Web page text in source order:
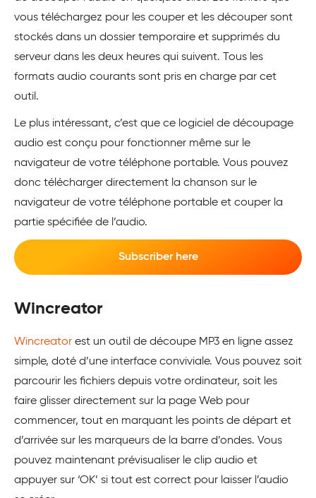
vous téléchargez pour les couper et les découper sont
stockés dans un dossier temporaire et supprimés du
serveur dans les deux heures qui suivent. Tous les
formats audio courants sont pris en charge par cet
outil.
Le plus intéressant, c’est que ce logiciel de découpage
audio est conçu pour fonctionner même sur le
navigateur de votre téléphone portable. Vous pouvez
donc télécharger directement la chanson sur le
navigateur de votre téléphone portable et couper la
partie spécifiée de l’audio.
Subscriber here
Wincreator
Wincreator est un outil de découpe MP3 en ligne assez
simple, doté d’une interface conviviale. Vous pouvez soit
parcourir les fichiers depuis votre ordinateur, soit les
faire glisser directement sur la page Web pour
commencer, tout en marquant les points de départ et
d’arrivée sur les marqueurs de la barre d’ondes. Vous
pouvez maintenant prévisualiser le clip audio et
appuyer sur ‘OK’ si tout est correct pour laisser l’audio